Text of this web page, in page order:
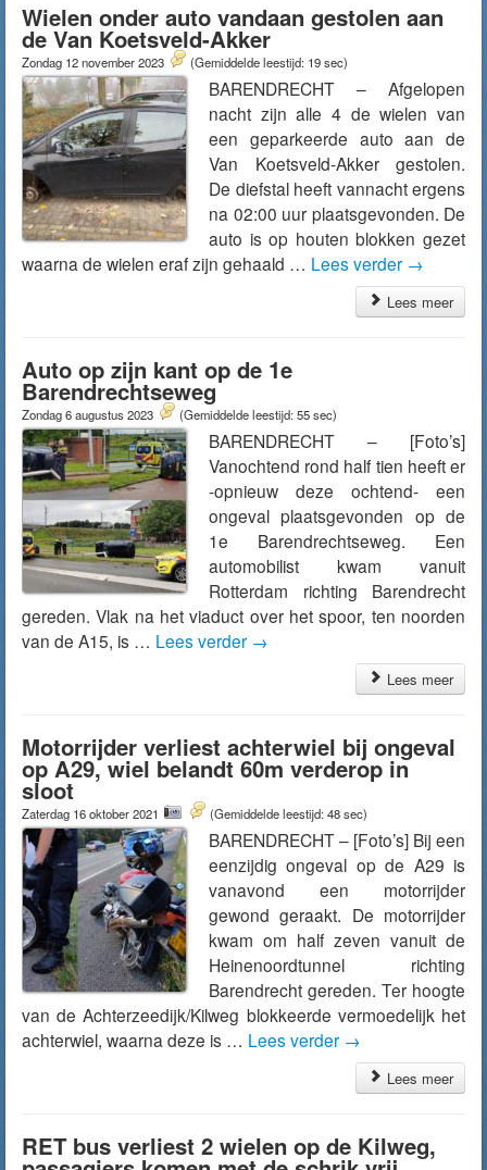
Wielen onder auto vandaan gestolen aan
de Van Koetsveld-Akker
Zondag 12 november 2023 (Gemiddelde leestijd: 19 sec)
BARENDRECHT – Afgelopen
nacht zijn alle 4 de wielen van
een geparkeerde auto aan de
Van Koetsveld-Akker gestolen.
De diefstal heeft vannacht ergens
na 02:00 uur plaatsgevonden. De
auto is op houten blokken gezet
waarna de wielen eraf zijn gehaald … Lees verder →
Lees meer
Auto op zijn kant op de 1e
Barendrechtseweg
Zondag 6 augustus 2023 (Gemiddelde leestijd: 55 sec)
BARENDRECHT – [Foto’s]
Vanochtend rond half tien heeft er
-opnieuw deze ochtend- een
ongeval plaatsgevonden op de
1e Barendrechtseweg. Een
automobilist kwam vanuit
Rotterdam richting Barendrecht
gereden. Vlak na het viaduct over het spoor, ten noorden
van de A15, is … Lees verder →
Lees meer
Motorrijder verliest achterwiel bij ongeval
op A29, wiel belandt 60m verderop in
sloot
Zaterdag 16 oktober 2021 (Gemiddelde leestijd: 48 sec)
BARENDRECHT – [Foto’s] Bij een
eenzijdig ongeval op de A29 is
vanavond een motorrijder
gewond geraakt. De motorrijder
kwam om half zeven vanuit de
Heinenoordtunnel richting
Barendrecht gereden. Ter hoogte
van de Achterzeedijk/Kilweg blokkeerde vermoedelijk het
achterwiel, waarna deze is … Lees verder →
Lees meer
RET bus verliest 2 wielen op de Kilweg,